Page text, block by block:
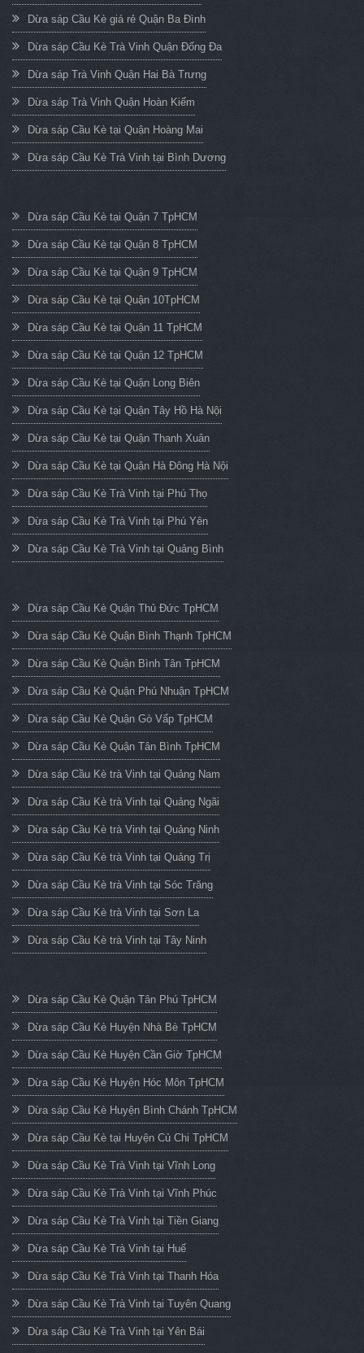
Dừa sáp Cầu Kè giá rẻ Quận Ba Đình
Dừa sáp Cầu Kè Trà Vinh Quận Đống Đa
Dừa sáp Trà Vinh Quận Hai Bà Trưng
Dừa sáp Trà Vinh Quận Hoàn Kiếm
Dừa sáp Cầu Kè tại Quận Hoàng Mai
Dừa sáp Cầu Kè Trà Vinh tại Bình Dương
Dừa sáp Cầu Kè tại Quận 7 TpHCM
Dừa sáp Cầu Kè tại Quận 8 TpHCM
Dừa sáp Cầu Kè tại Quận 9 TpHCM
Dừa sáp Cầu Kè tại Quận 10TpHCM
Dừa sáp Cầu Kè tại Quận 11 TpHCM
Dừa sáp Cầu Kè tại Quận 12 TpHCM
Dừa sáp Cầu Kè tại Quận Long Biên
Dừa sáp Cầu Kè tại Quận Tây Hồ Hà Nội
Dừa sáp Cầu Kè tại Quận Thanh Xuân
Dừa sáp Cầu Kè tại Quận Hà Đông Hà Nội
Dừa sáp Cầu Kè Trà Vinh tại Phú Thọ
Dừa sáp Cầu Kè Trà Vinh tại Phú Yên
Dừa sáp Cầu Kè Trà Vinh tại Quảng Bình
Dừa sáp Cầu Kè Quận Thủ Đức TpHCM
Dừa sáp Cầu Kè Quận Bình Thạnh TpHCM
Dừa sáp Cầu Kè Quận Bình Tân TpHCM
Dừa sáp Cầu Kè Quận Phú Nhuận TpHCM
Dừa sáp Cầu Kè Quận Gò Vấp TpHCM
Dừa sáp Cầu Kè Quận Tân Bình TpHCM
Dừa sáp Cầu Kè trà Vinh tại Quảng Nam
Dừa sáp Cầu Kè trà Vinh tại Quảng Ngãi
Dừa sáp Cầu Kè trà Vinh tại Quảng Ninh
Dừa sáp Cầu Kè trà Vinh tại Quảng Trị
Dừa sáp Cầu Kè trà Vinh tại Sóc Trăng
Dừa sáp Cầu Kè trà Vinh tại Sơn La
Dừa sáp Cầu Kè trà Vinh tại Tây Ninh
Dừa sáp Cầu Kè Quận Tân Phú TpHCM
Dừa sáp Cầu Kè Huyện Nhà Bè TpHCM
Dừa sáp Cầu Kè Huyện Cần Giờ TpHCM
Dừa sáp Cầu Kè Huyện Hóc Môn TpHCM
Dừa sáp Cầu Kè Huyện Bình Chánh TpHCM
Dừa sáp Cầu Kè tại Huyện Củ Chi TpHCM
Dừa sáp Cầu Kè Trà Vinh tại Vĩnh Long
Dừa sáp Cầu Kè Trà Vinh tại Vĩnh Phúc
Dừa sáp Cầu Kè Trà Vinh tại Tiền Giang
Dừa sáp Cầu Kè Trà Vinh tại Huế
Dừa sáp Cầu Kè Trà Vinh tại Thanh Hóa
Dừa sáp Cầu Kè Trà Vinh tại Tuyên Quang
Dừa sáp Cầu Kè Trà Vinh tại Yên Bái